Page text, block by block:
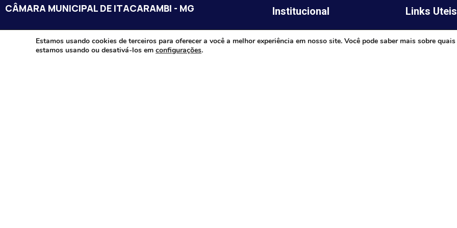
CÂMARA MUNICIPAL DE ITACARAMBI - MG
Endereço: Av. Juca Nascimento, n.º 240, Nossa Senhora de Fátima,
Itacarambi/MG – CEP: 39470-000
Institucional
Legislativo
Links Uteis
Prefeitura de
Estamos usando cookies de terceiros para oferecer a você a melhor experiência em nosso site. Você pode saber mais sobre
estamos usando ou desativá-los em configurações.